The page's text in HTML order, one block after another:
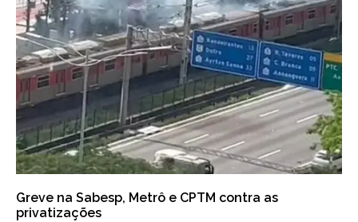
Greve na Sabesp, Metrô e CPTM contra as
privatizações